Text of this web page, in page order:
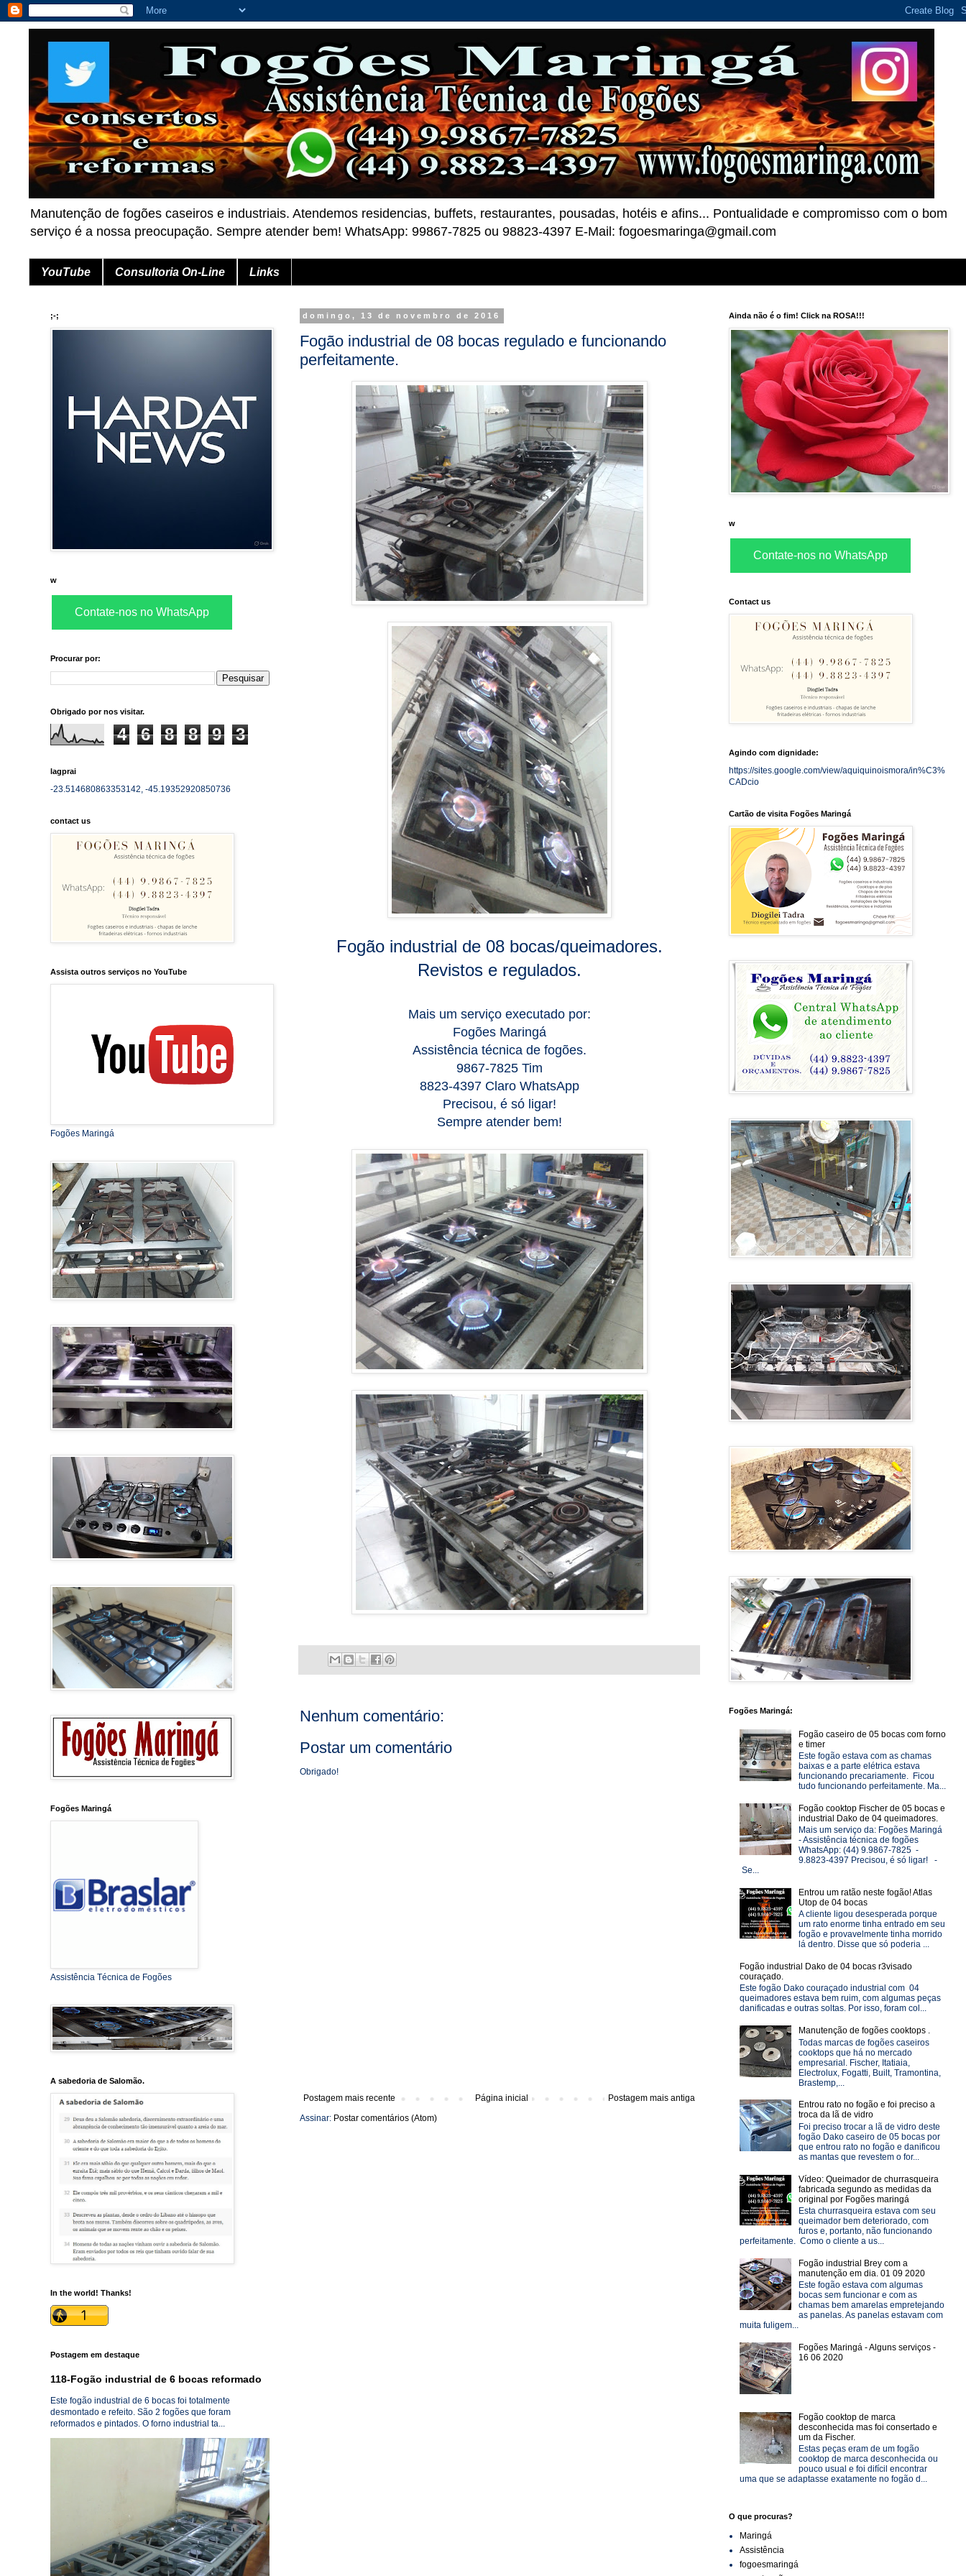
Manutenção de fogões caseiros e industriais. Atendemos residencias, buffets, restaurantes, pousadas, hotéis e afins... Pontualidade e compromisso com o bom
serviço é a nossa preocupação. Sempre atender bem! WhatsApp: 99867-7825 ou 98823-4397 E-Mail: fogoesmaringa@gmail.com
YouTube Consultoria On-Line Links
domingo, 13 de novembro de 2016
Fogão industrial de 08 bocas regulado e funcionando
perfeitamente.
Fogão industrial de 08 bocas/queimadores.
Revistos e regulados.
Mais um serviço executado por:
Fogões Maringá
Assistência técnica de fogões.
9867-7825 Tim
8823-4397 Claro WhatsApp
Precisou, é só ligar!
Sempre atender bem!
Nenhum comentário:
Postar um comentário
Obrigado!
Postagem mais recente Postagem mais antiga
Página inicial
Assinar: Postar comentários (Atom)
;-;
w
Contate-nos no WhatsApp
Procurar por:
Obrigado por nos visitar.
4 6 8 8 9 3
lagprai
-23.514680863353142, -45.19352920850736
contact us
Assista outros serviços no YouTube
Fogões Maringá
Fogões Maringá
Assistência Técnica de Fogões
A sabedoria de Salomão.
In the world! Thanks!
Postagem em destaque
118-Fogão industrial de 6 bocas reformado
Este fogão industrial de 6 bocas foi totalmente
desmontado e refeito. São 2 fogões que foram
reformados e pintados. O forno industrial ta...
Ainda não é o fim! Click na ROSA!!!
w
Contate-nos no WhatsApp
Contact us
Agindo com dignidade:
https://sites.google.com/view/aquiquinoismora/in%C3%
CADcio
Cartão de visita Fogões Maringá
Fogões Maringá:
Fogão caseiro de 05 bocas com forno
e timer
Este fogão estava com as chamas
baixas e a parte elétrica estava
funcionando precariamente. Ficou
tudo funcionando perfeitamente. Ma...
Fogão cooktop Fischer de 05 bocas e
industrial Dako de 04 queimadores.
Mais um serviço da: Fogões Maringá
- Assistência técnica de fogões
WhatsApp: (44) 9.9867-7825 -
9.8823-4397 Precisou, é só ligar! -
Se...
Entrou um ratão neste fogão! Atlas
Utop de 04 bocas
A cliente ligou desesperada porque
um rato enorme tinha entrado em seu
fogão e provavelmente tinha morrido
lá dentro. Disse que só poderia ...
Fogão industrial Dako de 04 bocas r3visado
couraçado.
Este fogão Dako couraçado industrial com 04
queimadores estava bem ruim, com algumas peças
danificadas e outras soltas. Por isso, foram col...
Manutenção de fogões cooktops .
Todas marcas de fogões caseiros
cooktops que há no mercado
empresarial. Fischer, Itatiaia,
Electrolux, Fogatti, Built, Tramontina,
Brastemp,...
Entrou rato no fogão e foi preciso a
troca da lã de vidro
Foi preciso trocar a lã de vidro deste
fogão Dako caseiro de 05 bocas por
que entrou rato no fogão e danificou
as mantas que revestem o for...
Vídeo: Queimador de churrasqueira
fabricada segundo as medidas da
original por Fogões maringá
Esta churrasqueira estava com seu
queimador bem deteriorado, com
furos e, portanto, não funcionando
perfeitamente. Como o cliente a us...
Fogão industrial Brey com a
manutenção em dia. 01 09 2020
Este fogão estava com algumas
bocas sem funcionar e com as
chamas bem amarelas empretejando
as panelas. As panelas estavam com
muita fuligem...
Fogões Maringá - Alguns serviços -
16 06 2020
Fogão cooktop de marca
desconhecida mas foi consertado e
um da Fischer.
Estas peças eram de um fogão
cooktop de marca desconhecida ou
pouco usual e foi difícil encontrar
uma que se adaptasse exatamente no fogão d...
O que procuras?
Maringá
Assistência
fogoesmaringá